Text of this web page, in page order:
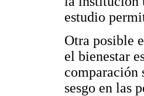
estudio
Otra posible
el bienestar
comparación
sesgo en las